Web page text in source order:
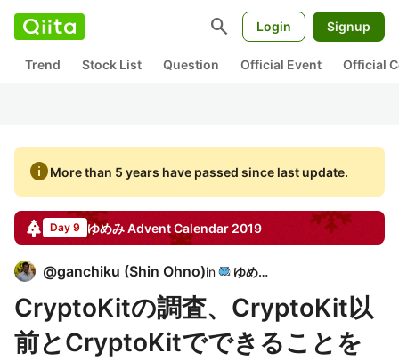
search Login Signup
Trend Stock List Question Official Event Official
infoMore than 5 years have passed since last update.
Day 9 ゆめみAdvent Calendar 2019
@ganchiku (Shin Ohno)in ゆめみ
CryptoKitの調査、CryptoKit以
前とCryptoKitでできることを